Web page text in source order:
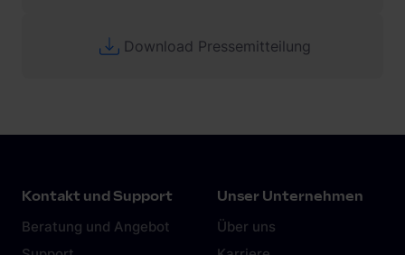
Download Pressemitteilung
Kontakt und Support
Beratung und Angebot
Unser Unternehmen
Über uns